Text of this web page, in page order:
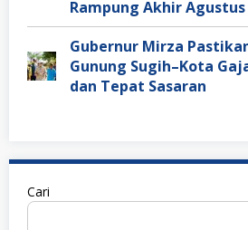
Rampung Akhir Agustus
Gubernur Mirza
Gunung Sugih–Kota
dan Tepat Sasaran
Cari